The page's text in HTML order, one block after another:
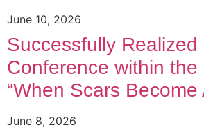
June 10, 2026
Successfully Realized
Conference within the
“When Scars Become
June 8, 2026